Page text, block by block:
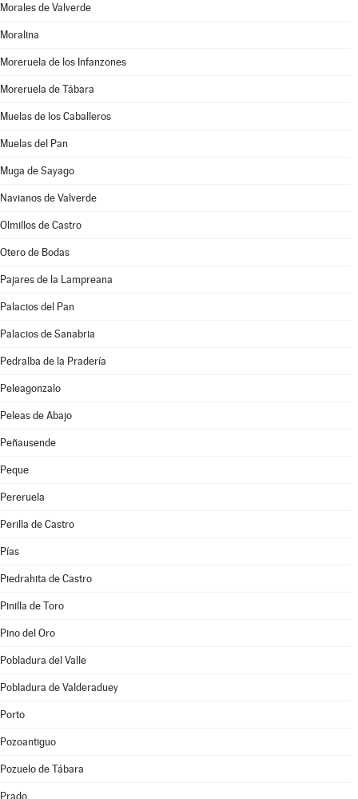
Morales de Valverde
Moralina
Moreruela de los Infanzones
Moreruela de Tábara
Muelas de los Caballeros
Muelas del Pan
Muga de Sayago
Navianos de Valverde
Olmillos de Castro
Otero de Bodas
Pajares de la Lampreana
Palacios del Pan
Palacios de Sanabria
Pedralba de la Pradería
Peleagonzalo
Peleas de Abajo
Peñausende
Peque
Pereruela
Perilla de Castro
Pías
Piedrahita de Castro
Pinilla de Toro
Pino del Oro
Pobladura del Valle
Pobladura de Valderaduey
Porto
Pozoantiguo
Pozuelo de Tábara
Prado